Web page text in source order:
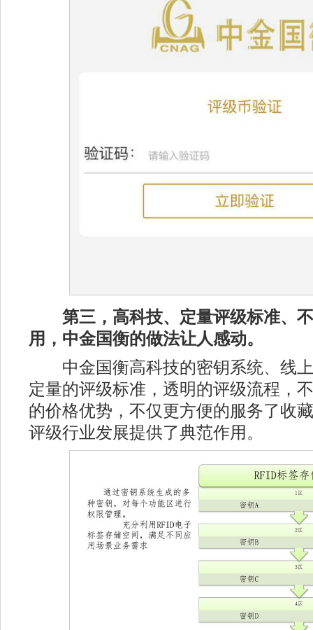
第三，高科技、定量评级标准、
用，中金国衡的做法让人感动。
中金国衡高科技的密钥系统、线上
定量的评级标准，透明的评级流程，
的价格优势，不仅更方便的服务了收
评级行业发展提供了典范作用。